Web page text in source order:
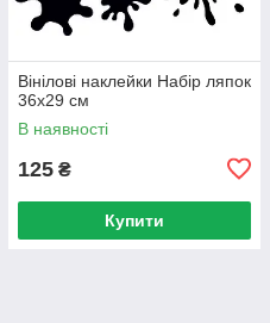
Вінілові наклейки Набір ляпок
36х29 см
В наявності
125 ₴
Купити